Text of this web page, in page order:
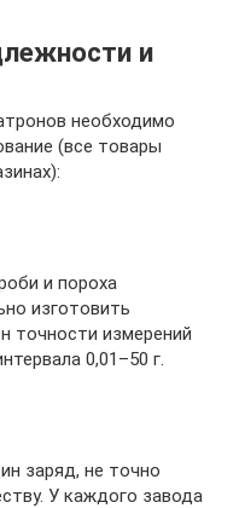
и
необходимо
(все товары
и пороха
изготовить
точности измерений
0,01–50 г.
заряд, не точно
У каждого завода